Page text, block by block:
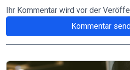
Ihr Kommentar wird vor der
Kommentar